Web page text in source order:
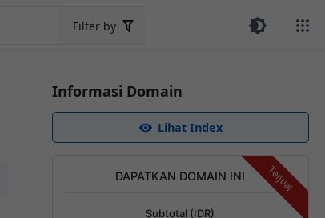
Filter by
Informasi Domain
Lihat Index
Terjual
DAPATKAN DOMAIN INI
Subtotal (IDR)